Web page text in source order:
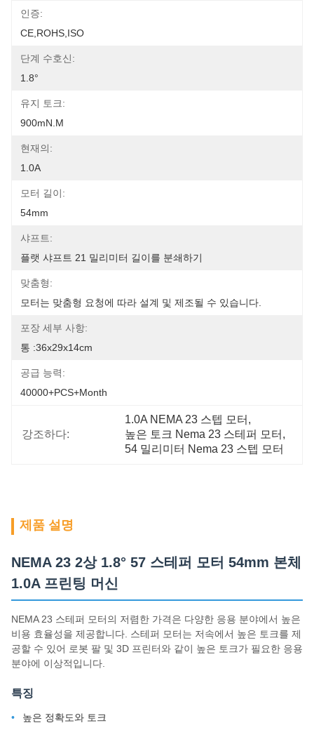
인증:
CE,ROHS,ISO
단계 수호신:
1.8°
유지 토크:
900mN.m
현재의:
1.0A
모터 길이:
54mm
샤프트:
플랫 샤프트 21 밀리미터 길이를 분쇄하기
맞춤형:
모터는 맞춤형 요청에 따라 설계 및 제조될 수 있습니다.
포장 세부 사항:
통 :36x29x14cm
공급 능력:
40000+PCS+Month
강조하다:
1.0A NEMA 23 스텝 모터 ,
높은 토크 Nema 23 스테퍼 모터 ,
54 밀리미터 Nema 23 스텝 모터
제품 설명
NEMA 23 2상 1.8° 57 스테퍼 모터 54mm 본체
1.0A 프린팅 머신
NEMA 23 스테퍼 모터의 저렴한 가격은 다양한 응용 분야에서 높은
비용 효율성을 제공합니다. 스테퍼 모터는 저속에서 높은 토크를 제
공할 수 있어 로봇 팔 및 3D 프린터와 같이 높은 토크가 필요한 응용
분야에 이상적입니다.
특징
높은 정확도와 토크